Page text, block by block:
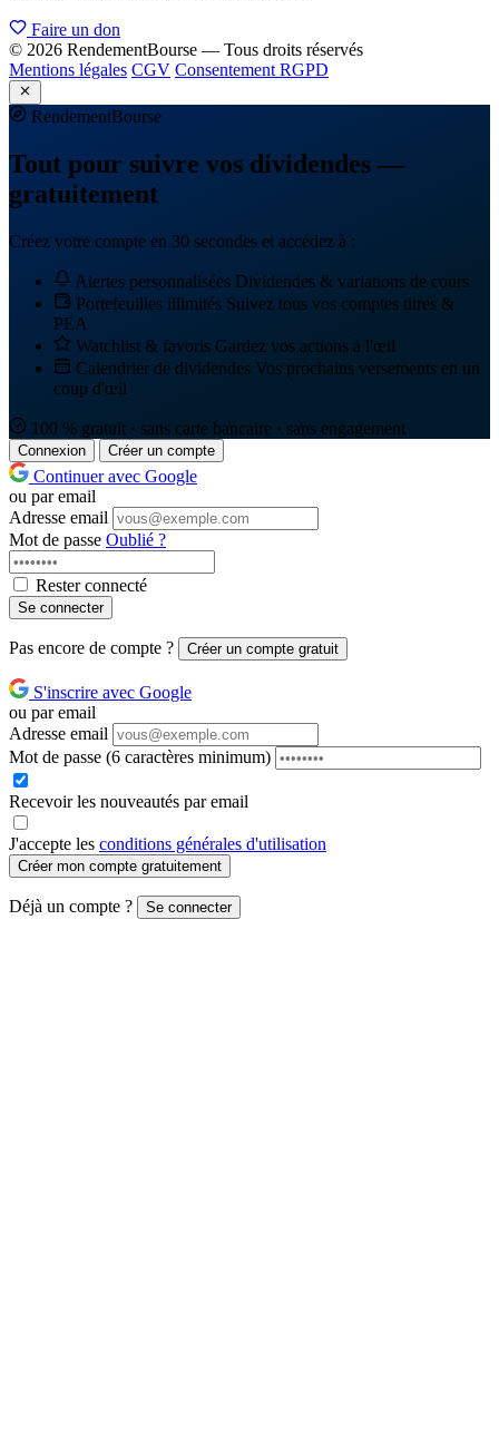
Faire un don
© 2026 RendementBourse — Tous droits réservés
Mentions légales CGV Consentement RGPD
RendementBourse
Tout pour suivre vos dividendes —
gratuitement
Créez votre compte en 30 secondes et accédez à :
Alertes personnalisées Dividendes & variations de cours
Portefeuilles illimités Suivez tous vos comptes titres &
PEA
Watchlist & favoris Gardez vos actions à l'œil
Calendrier de dividendes Vos prochains versements en un
coup d'œil
100 % gratuit · sans carte bancaire · sans engagement
Connexion Créer un compte
Continuer avec Google
ou par email
Adresse email
Mot de passe Oublié ?
Rester connecté
Se connecter
Pas encore de compte ? Créer un compte gratuit
S'inscrire avec Google
ou par email
Adresse email
Mot de passe (6 caractères minimum)
Recevoir les nouveautés par email
J'accepte les conditions générales d'utilisation
Créer mon compte gratuitement
Déjà un compte ? Se connecter